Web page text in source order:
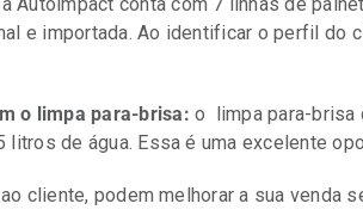
a Autoimpact conta com 7 linhas de
e importada. Ao identificar o perfil do
o limpa para-brisa: o limpa para-brisa
de água. Essa é uma excelente
cliente, podem melhorar a sua venda